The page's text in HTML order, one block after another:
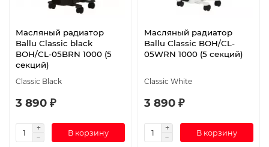
Масляный радиатор
Ballu Classic black
BOH/CL-05BRN 1000 (5
секций)
Classic Black
3 890 ₽
В корзину
Масляный радиатор
Ballu Classic BOH/CL-
05WRN 1000 (5 секций)
Classic White
3 890 ₽
В корзину